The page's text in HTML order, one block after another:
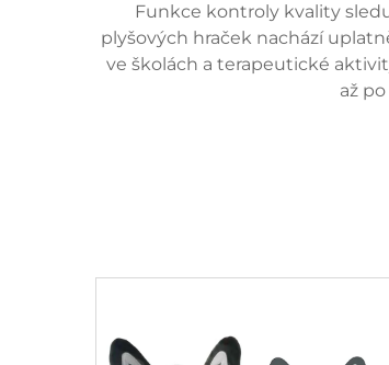
Funkce kontroly kvality
plyšových hraček nachází
ve školách a terapeutické
až